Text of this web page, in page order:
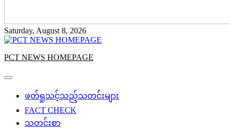
Saturday, August 8, 2026
PCT NEWS HOMEPAGE
ဖတ်ရှုသင့်သည့်သတင်းများ
FACT CHECK
သတင်းစာ